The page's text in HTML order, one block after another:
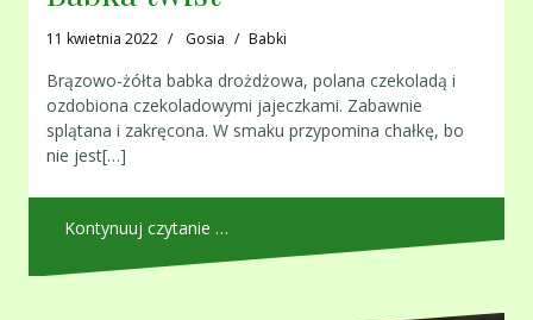
11 kwietnia 2022 Gosia Babki
Brązowo-żółta babka drożdżowa, polana czekoladą i
ozdobiona czekoladowymi jajeczkami. Zabawnie
splątana i zakręcona. W smaku przypomina chałkę, bo
nie jest[…]
Kontynuuj czytanie …